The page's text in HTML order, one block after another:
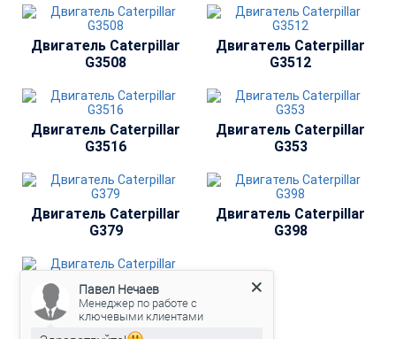
Двигатель Сaterpillar
G3508
Двигатель Сaterpillar
G3512
Двигатель Сaterpillar
G3516
Двигатель Сaterpillar
G353
Двигатель Сaterpillar
G379
Двигатель Сaterpillar
G398
Двигатель Сaterpillar
G399
Павел Нечаев
Менеджер по работе с
ключевыми клиентами